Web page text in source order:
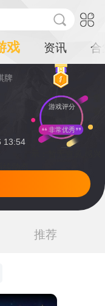
戏 资讯 合
牌
13:54
游戏评分
非常优秀
提
推荐